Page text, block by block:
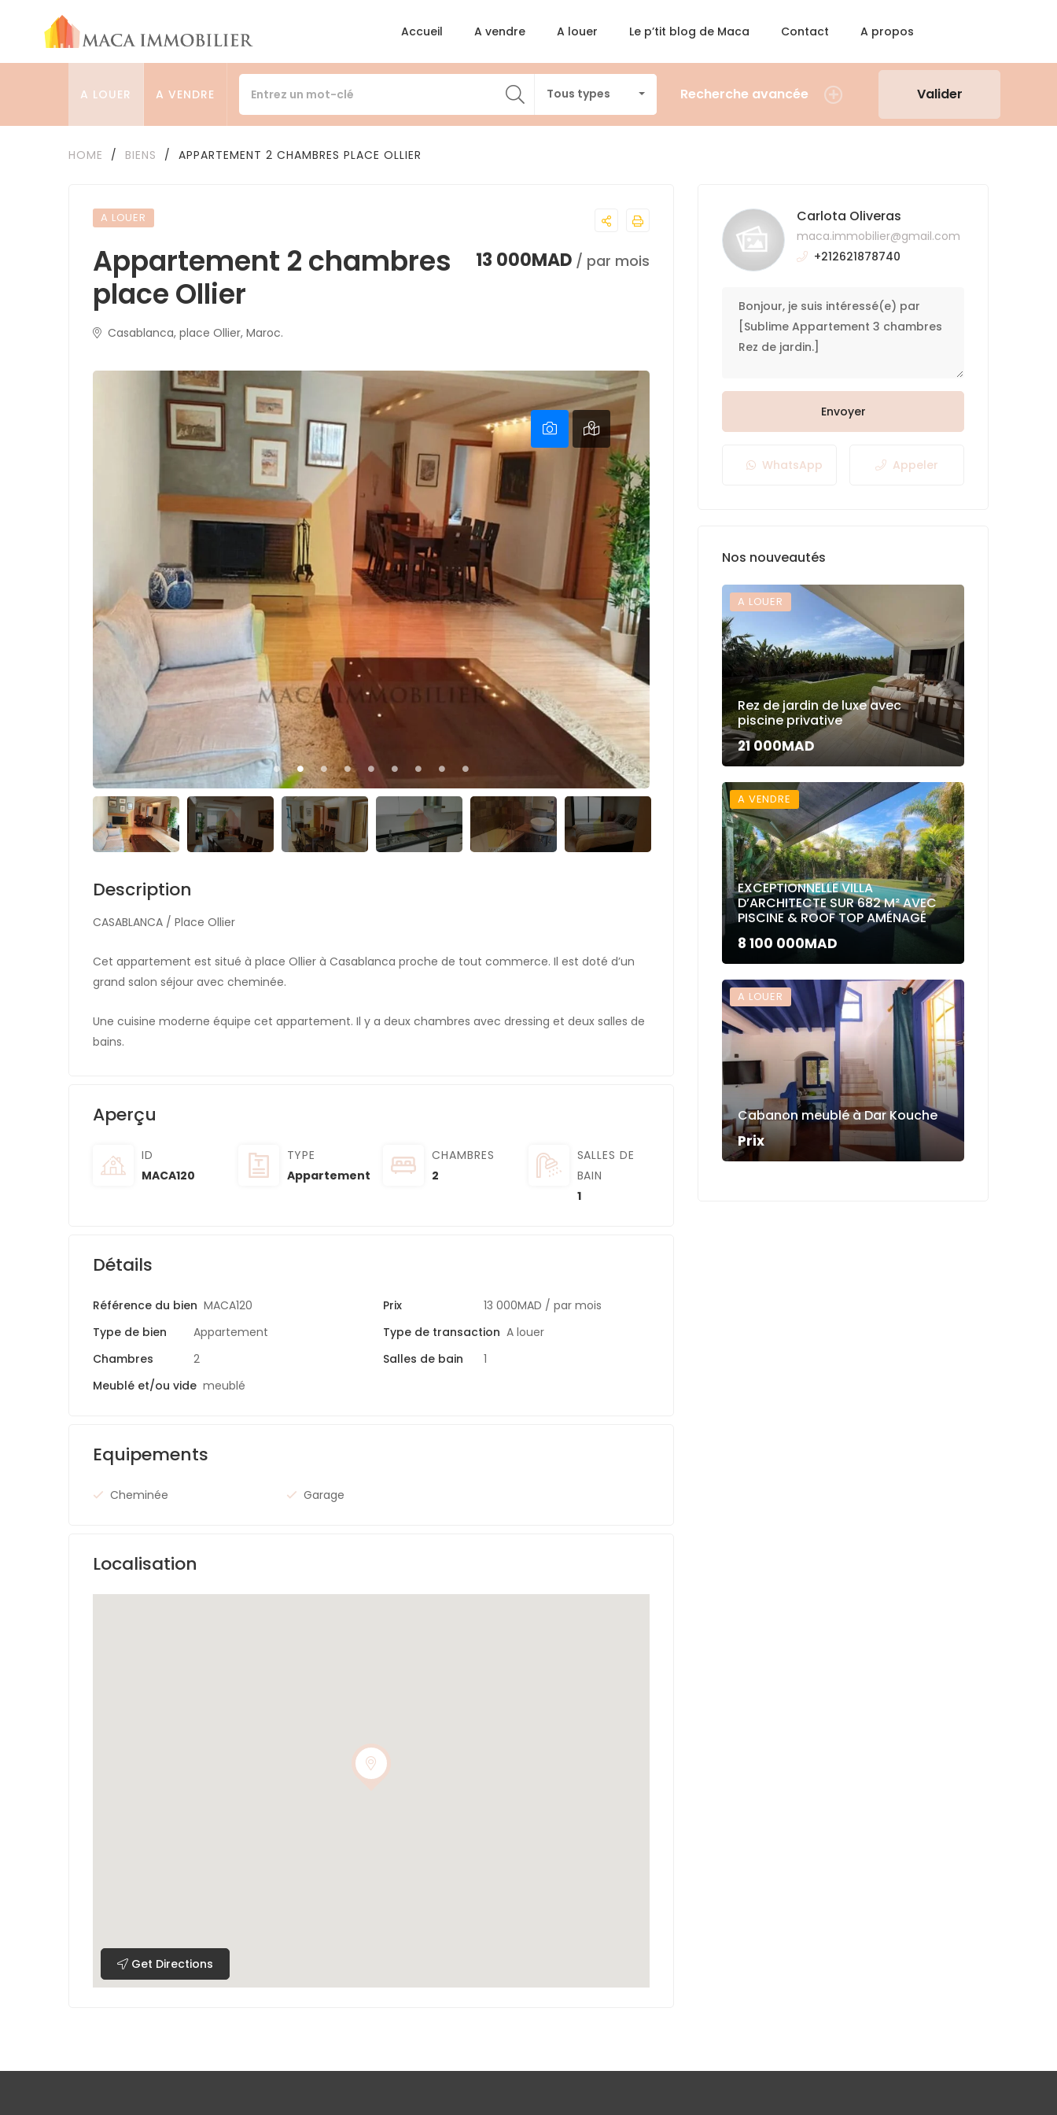
Accueil A vendre A louer Le p’tit blog de Maca Contact A propos
A LOUER A VENDRE Tous types Recherche avancée Valider
HOME / BIENS / APPARTEMENT 2 CHAMBRES PLACE OLLIER
A LOUER
Appartement 2 chambres
place Ollier
Casablanca, place Ollier, Maroc.
13 000MAD / par mois
Description
CASABLANCA / Place Ollier
Cet appartement est situé à place Ollier à Casablanca proche de tout commerce. Il est doté d’un
grand salon séjour avec cheminée.
Une cuisine moderne équipe cet appartement. Il y a deux chambres avec dressing et deux salles de
bains.
Aperçu
ID
MACA120
TYPE
Appartement
CHAMBRES
2
SALLES DE
BAIN
1
Détails
Référence du bien MACA120 Prix 13 000MAD / par mois
Type de bien
Appartement Type de transaction A louer
Chambres
2 Salles de bain
1
Meublé et/ou vide meublé
Equipements
Cheminée Garage
Localisation
Get Directions
Carlota Oliveras
maca.immobilier@gmail.com
+212621878740
Envoyer
WhatsApp Appeler
Nos nouveautés
A LOUER
Rez de jardin de luxe avec
piscine privative
21 000MAD
A VENDRE
EXCEPTIONNELLE VILLA
D’ARCHITECTE SUR 682 M² AVEC
PISCINE & ROOF TOP AMÉNAGÉ
8 100 000MAD
A LOUER
Cabanon meublé à Dar Kouche
Prix